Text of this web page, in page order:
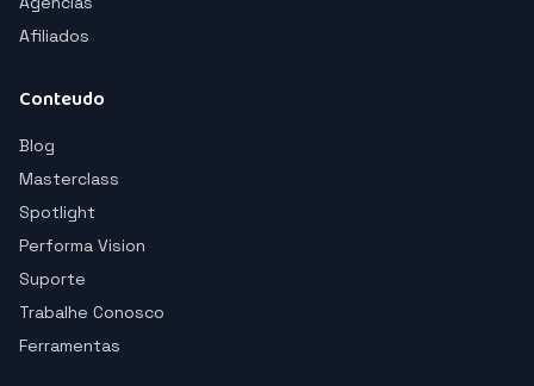
Afiliados
Conteudo
Blog
Masterclass
Spotlight
Performa Vision
Suporte
Trabalhe Conosco
Ferramentas